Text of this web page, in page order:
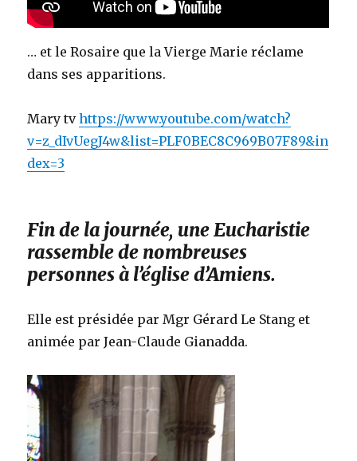
… et le Rosaire que la Vierge Marie réclame
dans ses apparitions.
Mary tvhttps://www.youtube.com/watch?
v=z_dIvUegJ4w&list=PLF0BEC8C969B07F89&in
dex=3
Fin de la journée, une Eucharistie
rassemble de nombreuses
personnes à l’église d’Amiens.
Elle est présidée par Mgr Gérard Le Stang et
animée par Jean-Claude Gianadda.